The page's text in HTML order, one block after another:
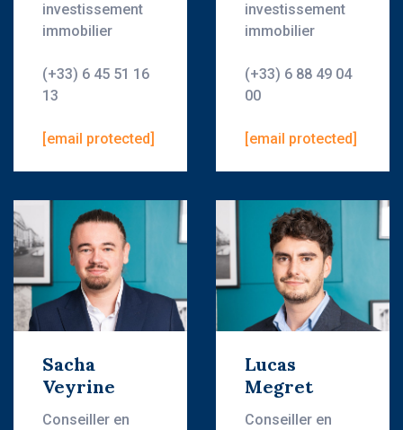
investissement
immobilier
(+33) 6 45 51 16
13
[email protected]
investissement
immobilier
(+33) 6 88 49 04
00
[email protected]
Sacha
Veyrine
Conseiller en
Lucas
Megret
Conseiller en